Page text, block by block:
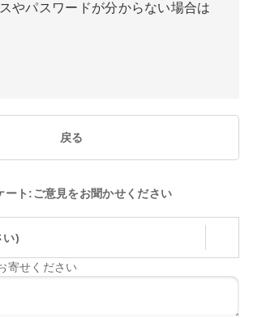
やパスワードが分からない場合は
戻る
ート:ご意見をお聞かせください
い)
寄せください